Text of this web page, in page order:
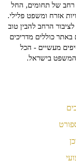
רחב של תחומים, החל
אזרח ומשפט פלילי.
הרחב להבין טוב
באתר כוללים מדריכים
מעשיים - הכל
המשפט בישראל.